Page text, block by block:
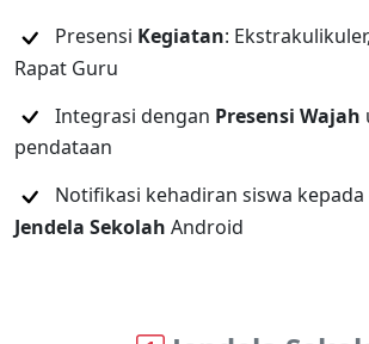
Presensi Kegiatan:
Rapat Guru
Integrasi dengan Presensi Wajah
pendataan
Notifikasi kehadiran siswa
Jendela Sekolah Android